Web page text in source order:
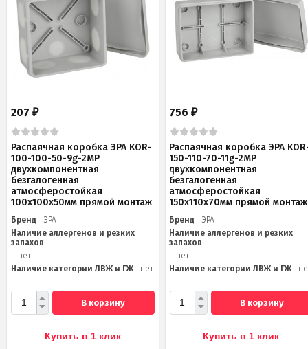
207 ₽
Распаячная коробка ЭРА KOR-
100-100-50-9g-2MP
двухкомпонентная
безгалогенная
атмосферостойкая
100х100х50мм прямой монтаж
Бренд
ЭРА
Наличие аллергенов и резких
запахов
нет
Наличие категории ЛВЖ и ГЖ
нет
В корзину
Купить в 1 клик
756₽
Распаячная коробка ЭРА
150-110-70-11g-2MP
двухкомпонентная
безгалогенная
атмосферостойкая
150х110х70мм прямой монтаж
Бренд
ЭРА
Наличие аллергенов и резких
запахов
нет
Наличие категории ЛВЖ и ГЖ
В корзину
Купить в 1 клик